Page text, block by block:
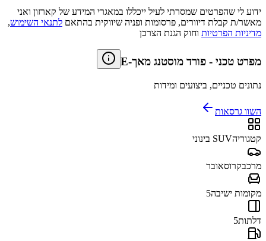
ידוע לי שהפרטים שמסרתי לעיל ייכללו במאגרי המידע של קארזון ואני
מאשר/ת קבלת דיוורים, פרסומות ופניה שיווקית בהתאם לתנאי השימוש,
מדיניות הפרטיות וחוק הגנת הצרכן
מפרט טכני - פורד מוסטנג מאך-E
נתונים טכניים, ביצועים ומידות
השוו גרסאות
קטגוריהSUV בינוני
מרכבקרוסאובר
מקומות ישיבה5
דלתות5